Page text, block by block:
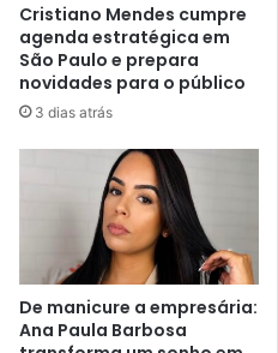
Cristiano Mendes cumpre
agenda estratégica em
São Paulo e prepara
novidades para o público
3 dias atrás
De manicure a empresária:
Ana Paula Barbosa